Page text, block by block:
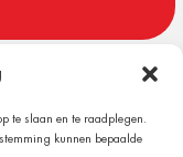
te slaan en te raadplegen.
kunnen bepaalde